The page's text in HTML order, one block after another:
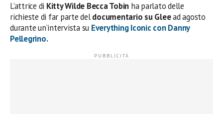
L’attrice di Kitty Wilde Becca Tobin ha parlato delle
richieste di far parte deldocumentario su Gleead agosto
durante un’intervista su Everything Iconic con Danny
Pellegrino.